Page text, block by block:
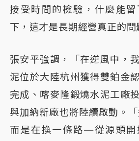
接受時間的檢驗，什麼能
下，這才是長期經營真正的問
張安平強調，「在逆風中，
泥位於大陸杭州獲得雙鉑金
完成、喀麥隆鍛燒水泥工廠
與加納新廠也將陸續啟動。
而是在換一條路—從源頭開